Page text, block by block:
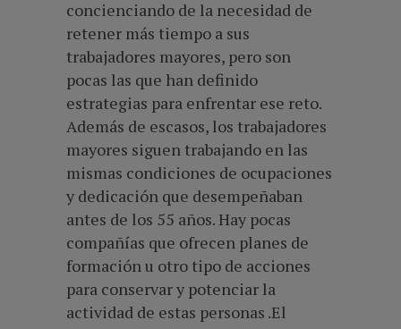
concienciando de la necesidad de
retener más tiempo a sus
trabajadores mayores, pero son
pocas las que han definido
estrategias para enfrentar ese reto.
Además de escasos, los trabajadores
mayores siguen trabajando en las
mismas condiciones de ocupaciones
y dedicación que desempeñaban
antes de los 55 años. Hay pocas
compañías que ofrecen planes de
formación u otro tipo de acciones
para conservar y potenciar la
actividad de estas personas .El